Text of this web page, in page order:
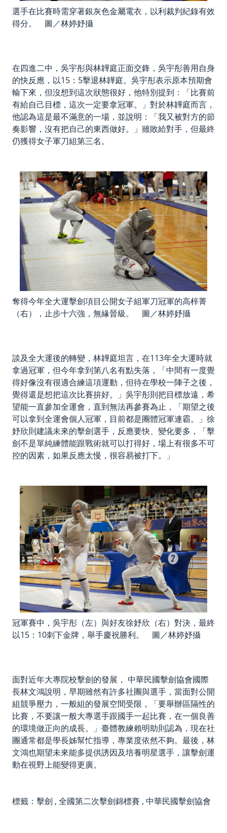
選手在比賽時需穿著銀灰色金屬電衣，以利裁判紀錄有效
得分。 圖／林婷妤攝
在四進二中，吳宇彤與林韡庭正面交鋒，吳宇彤善用自身
的快反應，以15：5擊退林韡庭。吳宇彤表示原本預期會
輸下來，但沒想到這次狀態很好，他特別提到：「比賽前
有給自己目標，這次一定要拿冠軍。」對於林韡庭而言，
他認為這是最不滿意的一場，並說明：「我又被對方的節
奏影響，沒有把自己的東西做好。」雖敗給對手，但最終
仍獲得女子軍刀組第三名。
奪得今年全大運擊劍項目公開女子組軍刀冠軍的高梓菁
（右），止步十六強，無緣晉級。 圖／林婷妤攝
談及全大運後的轉變，林韡庭坦言，在113年全大運時就
拿過冠軍，但今年拿到第八名有點失落，「中間有一度覺
得好像沒有很適合練這項運動，但待在學校一陣子之後，
覺得還是想把這次比賽拚好。」吳宇彤則把目標放遠，希
望能一直參加全運會，直到無法再參賽為止，「期望之後
可以拿到全運會個人冠軍，目前都是團體冠軍連霸。」徐
妤欣則建議未來的擊劍選手，反應要快、變化要多，「擊
劍不是單純練體能跟戰術就可以打得好，場上有很多不可
控的因素，如果反應太慢，很容易被打下。」
冠軍賽中，吳宇彤（左）與好友徐妤欣（右）對決，最終
以15：10刺下金牌，舉手慶祝勝利。 圖／林婷妤攝
面對近年大專院校擊劍的發展， 中華民國擊劍協會國際
長林文鴻說明，早期雖然有許多社團與選手，當面對公開
組競爭壓力，一般組的發展空間受限，「要舉辦區隔性的
比賽，不要讓一般大專選手跟國手一起比賽，在一個良善
的環境做正向的成長。」臺體教練賴明助則認為，現在社
團通常都是學長姊幫忙指導，專業度依然不夠。最後，林
文鴻也期望未來能多提供誘因及培養明星選手，讓擊劍運
動在視野上能變得更廣。
標籤： 擊劍 , 全國第二次擊劍錦標賽 , 中華民國擊劍協會